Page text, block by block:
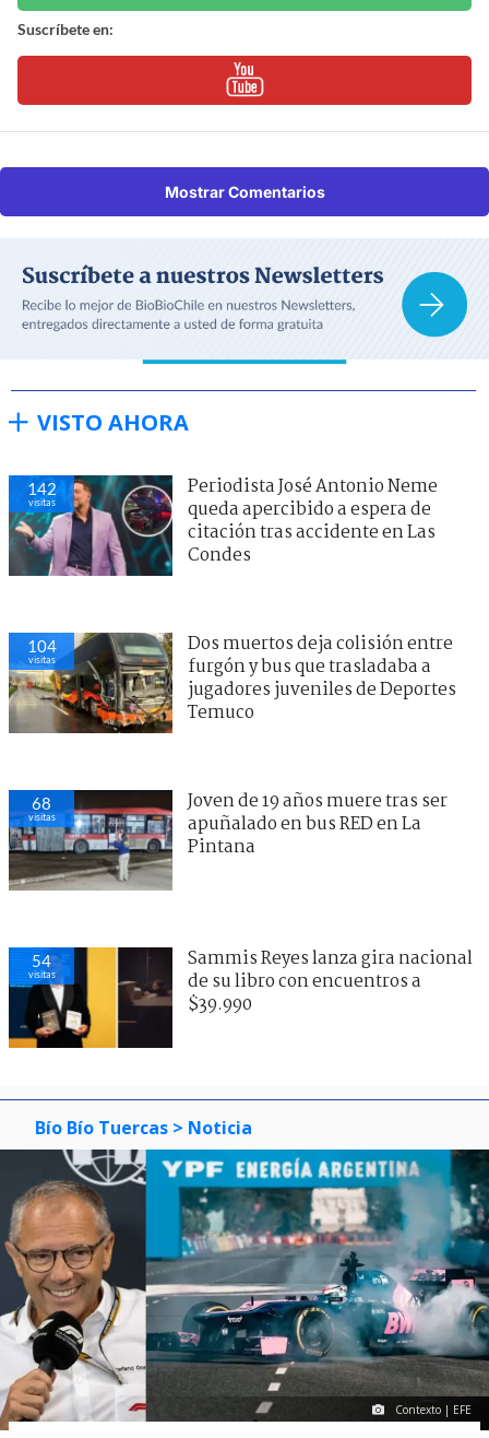
Suscríbete en:
Mostrar Comentarios
VISTO AHORA
142
visitas
Periodista José Antonio Neme
queda apercibido a espera de
citación tras accidente en Las
Condes
104
visitas
Dos muertos deja colisión entre
furgón y bus que trasladaba a
jugadores juveniles de Deportes
Temuco
68
visitas
Joven de 19 años muere tras ser
apuñalado en bus RED en La
Pintana
54
visitas
Sammis Reyes lanza gira nacional
de su libro con encuentros a
$39.990
Bío Bío Tuercas > Noticia
Contexto | EFE